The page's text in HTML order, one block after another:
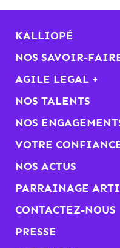
KALLIOPÉ
NOS SAVOIR-
AGILE LEGAL +
NOS TALENTS
NOS
VOTRE
NOS ACTUS
PARRAINAGE
CONTACTEZ-NOUS
PRESSE